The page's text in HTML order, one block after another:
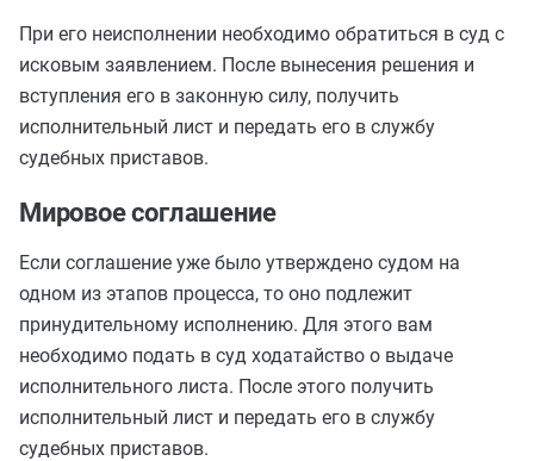
При его неисполнении необходимо обратиться в суд с
исковым заявлением. После вынесения решения и
вступления его в законную силу, получить
исполнительный лист и передать его в службу
судебных приставов.
Мировое соглашение
Если соглашение уже было утверждено судом на
одном из этапов процесса, то оно подлежит
принудительному исполнению. Для этого вам
необходимо подать в суд ходатайство о выдаче
исполнительного листа. После этого получить
исполнительный лист и передать его в службу
судебных приставов.